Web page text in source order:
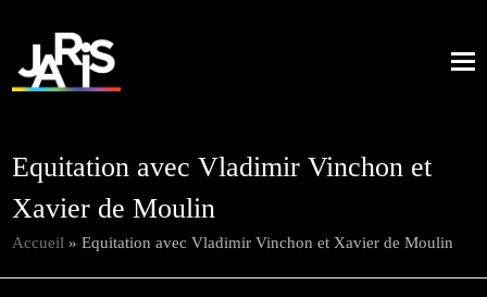
Equitation avec Vladimir Vinchon et
Xavier de Moulin
Accueil »Equitation avec Vladimir Vinchon et Xavier de Moulin